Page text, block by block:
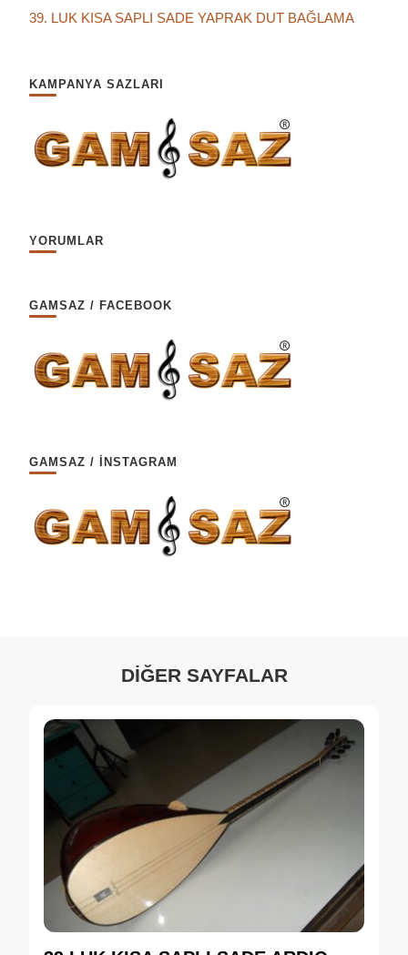
39. LUK KISA SAPLI SADE YAPRAK DUT BAĞLAMA
KAMPANYA SAZLARI
YORUMLAR
GAMSAZ / FACEBOOK
GAMSAZ / İNSTAGRAM
DİĞER SAYFALAR